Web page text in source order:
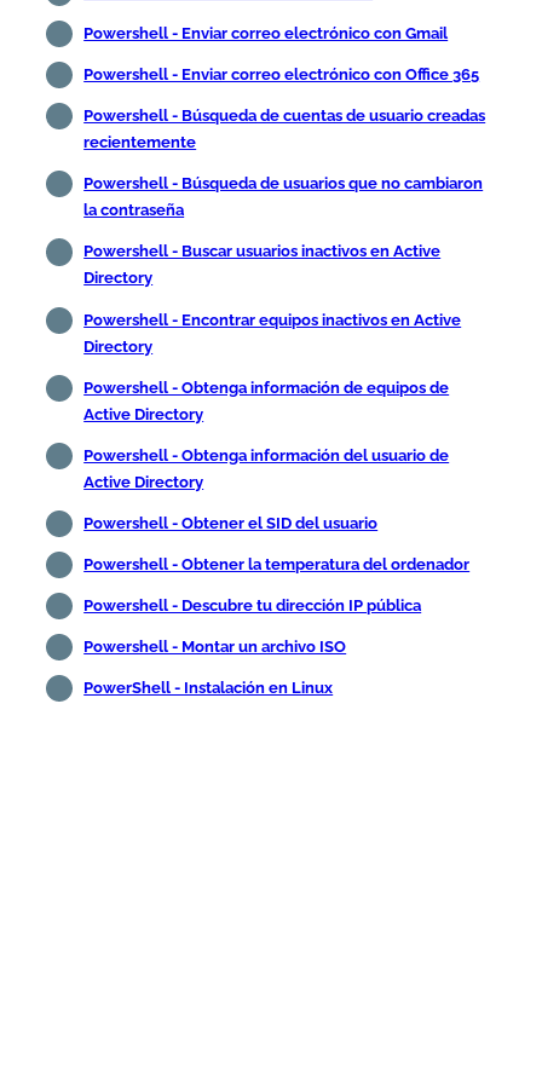
Powershell - Enviar correo electrónico con Gmail
Powershell - Enviar correo electrónico con Office 365
Powershell - Búsqueda de cuentas de usuario creadas
recientemente
Powershell - Búsqueda de usuarios que no cambiaron
la contraseña
Powershell - Buscar usuarios inactivos en Active
Directory
Powershell - Encontrar equipos inactivos en Active
Directory
Powershell - Obtenga información de equipos de
Active Directory
Powershell - Obtenga información del usuario de
Active Directory
Powershell - Obtener el SID del usuario
Powershell - Obtener la temperatura del ordenador
Powershell - Descubre tu dirección IP pública
Powershell - Montar un archivo ISO
PowerShell - Instalación en Linux